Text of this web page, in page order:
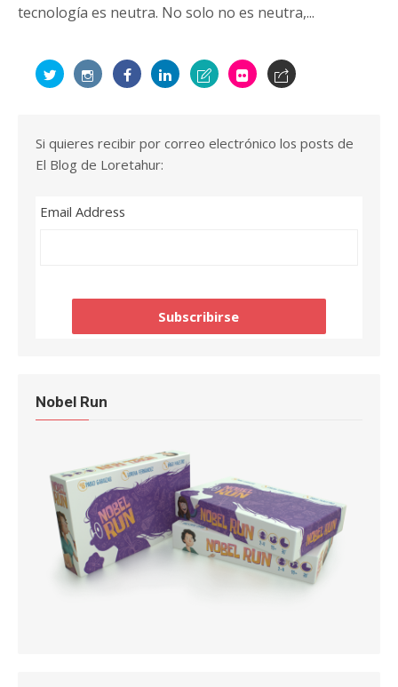
tecnología es neutra. No solo no es neutra,...
Si quieres recibir por correo electrónico los posts de
El Blog de Loretahur:
Email Address
Nobel Run